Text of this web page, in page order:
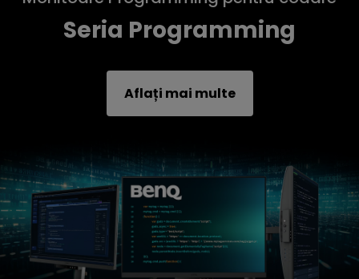
Seria Programming
Aflați mai multe